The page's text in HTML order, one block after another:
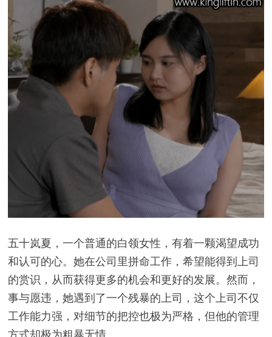
五十岚夏，一个普通的白领女性，有着一颗渴望成功
和认可的心。她在公司里拼命工作，希望能得到上司
的赏识，从而获得更多的机会和更好的发展。然而，
事与愿违，她遇到了一个残暴的上司，这个上司不仅
工作能力强，对细节的把控也极为严格，但他的管理
方式却极为粗暴无情。